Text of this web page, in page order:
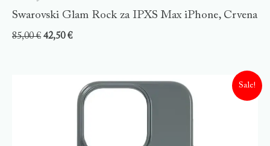
Swarovski Glam Rock za IPXS Max iPhone, Crvena
85,00€ 42,50€
Sale!